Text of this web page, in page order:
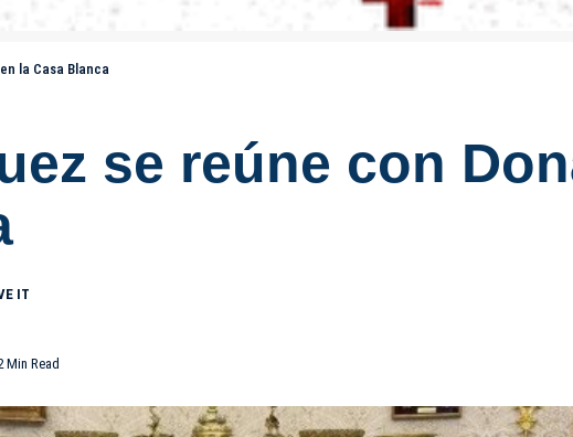
la Casa Blanca
se reúne con
Min Read